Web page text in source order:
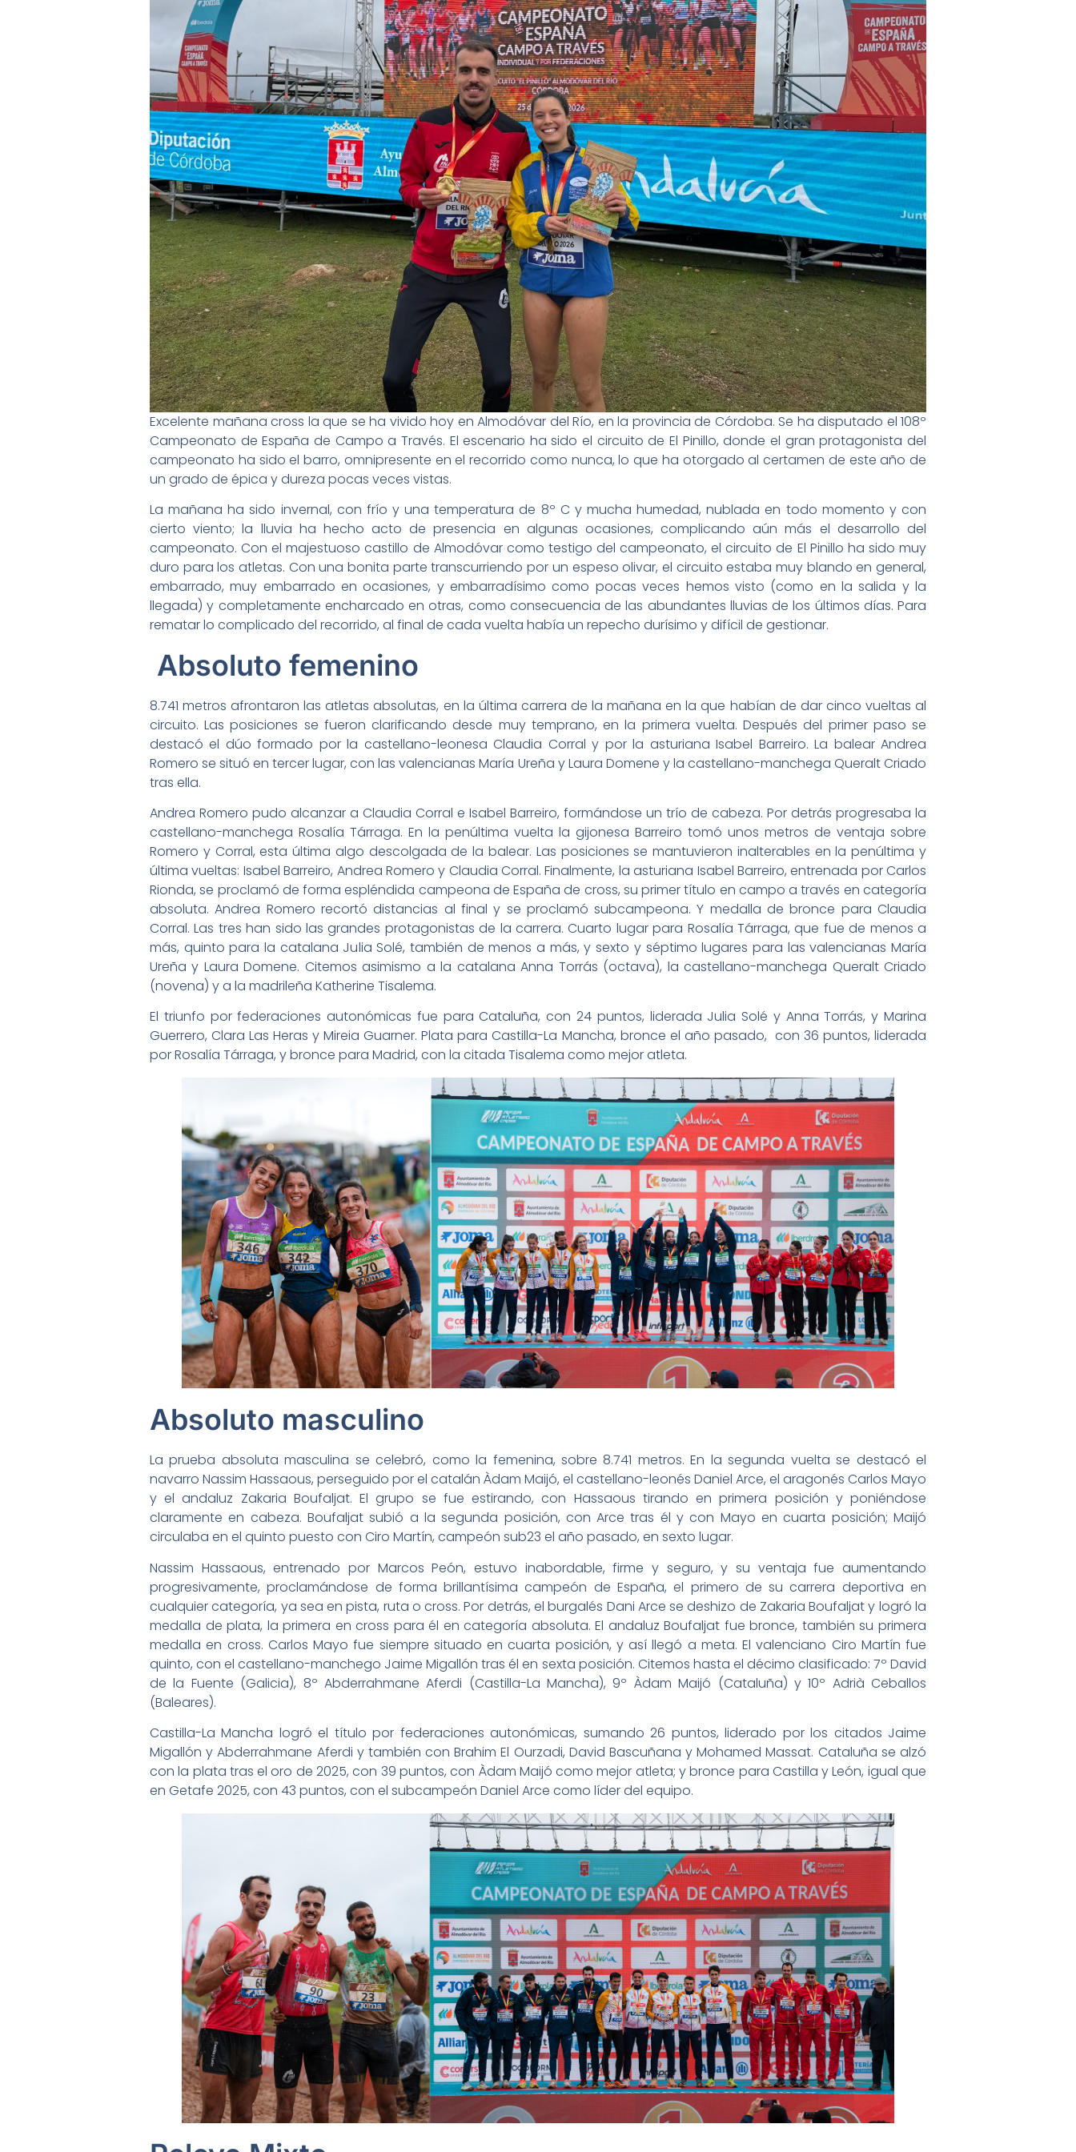
Excelente mañana cross la que se ha vivido hoy en Almodóvar del Río, en la provincia de Córdoba. Se ha disputado el 108º
Campeonato de España de Campo a Través. El escenario ha sido el circuito de El Pinillo, donde el gran protagonista del
campeonato ha sido el barro, omnipresente en el recorrido como nunca, lo que ha otorgado al certamen de este año de
un grado de épica y dureza pocas veces vistas.
La mañana ha sido invernal, con frío y una temperatura de 8º C y mucha humedad, nublada en todo momento y con
cierto viento; la lluvia ha hecho acto de presencia en algunas ocasiones, complicando aún más el desarrollo del
campeonato. Con el majestuoso castillo de Almodóvar como testigo del campeonato, el circuito de El Pinillo ha sido muy
duro para los atletas. Con una bonita parte transcurriendo por un espeso olivar, el circuito estaba muy blando en general,
embarrado, muy embarrado en ocasiones, y embarradísimo como pocas veces hemos visto (como en la salida y la
llegada) y completamente encharcado en otras, como consecuencia de las abundantes lluvias de los últimos días. Para
rematar lo complicado del recorrido, al final de cada vuelta había un repecho durísimo y difícil de gestionar.
Absoluto femenino
8.741 metros afrontaron las atletas absolutas, en la última carrera de la mañana en la que habían de dar cinco vueltas al
circuito. Las posiciones se fueron clarificando desde muy temprano, en la primera vuelta. Después del primer paso se
destacó el dúo formado por la castellano-leonesa Claudia Corral y por la asturiana Isabel Barreiro. La balear Andrea
Romero se situó en tercer lugar, con las valencianas María Ureña y Laura Domene y la castellano-manchega Queralt Criado
tras ella.
Andrea Romero pudo alcanzar a Claudia Corral e Isabel Barreiro, formándose un trío de cabeza. Por detrás progresaba la
castellano-manchega Rosalía Tárraga. En la penúltima vuelta la gijonesa Barreiro tomó unos metros de ventaja sobre
Romero y Corral, esta última algo descolgada de la balear. Las posiciones se mantuvieron inalterables en la penúltima y
última vueltas: Isabel Barreiro, Andrea Romero y Claudia Corral. Finalmente, la asturiana Isabel Barreiro, entrenada por Carlos
Rionda, se proclamó de forma espléndida campeona de España de cross, su primer título en campo a través en categoría
absoluta. Andrea Romero recortó distancias al final y se proclamó subcampeona. Y medalla de bronce para Claudia
Corral. Las tres han sido las grandes protagonistas de la carrera. Cuarto lugar para Rosalía Tárraga, que fue de menos a
más, quinto para la catalana Julia Solé, también de menos a más, y sexto y séptimo lugares para las valencianas María
Ureña y Laura Domene. Citemos asimismo a la catalana Anna Torrás (octava), la castellano-manchega Queralt Criado
(novena) y a la madrileña Katherine Tisalema.
El triunfo por federaciones autonómicas fue para Cataluña, con 24 puntos, liderada Julia Solé y Anna Torrás, y Marina
Guerrero, Clara Las Heras y Mireia Guarner. Plata para Castilla-La Mancha, bronce el año pasado, con 36 puntos, liderada
por Rosalía Tárraga, y bronce para Madrid, con la citada Tisalema como mejor atleta.
Absoluto masculino
La prueba absoluta masculina se celebró, como la femenina, sobre 8.741 metros. En la segunda vuelta se destacó el
navarro Nassim Hassaous, perseguido por el catalán Àdam Maijó, el castellano-leonés Daniel Arce, el aragonés Carlos Mayo
y el andaluz Zakaria Boufaljat. El grupo se fue estirando, con Hassaous tirando en primera posición y poniéndose
claramente en cabeza. Boufaljat subió a la segunda posición, con Arce tras él y con Mayo en cuarta posición; Maijó
circulaba en el quinto puesto con Ciro Martín, campeón sub23 el año pasado, en sexto lugar.
Nassim Hassaous, entrenado por Marcos Peón, estuvo inabordable, firme y seguro, y su ventaja fue aumentando
progresivamente, proclamándose de forma brillantísima campeón de España, el primero de su carrera deportiva en
cualquier categoría, ya sea en pista, ruta o cross. Por detrás, el burgalés Dani Arce se deshizo de Zakaria Boufaljat y logró la
medalla de plata, la primera en cross para él en categoría absoluta. El andaluz Boufaljat fue bronce, también su primera
medalla en cross. Carlos Mayo fue siempre situado en cuarta posición, y así llegó a meta. El valenciano Ciro Martín fue
quinto, con el castellano-manchego Jaime Migallón tras él en sexta posición. Citemos hasta el décimo clasificado: 7º David
de la Fuente (Galicia), 8º Abderrahmane Aferdi (Castilla-La Mancha), 9º Àdam Maijó (Cataluña) y 10º Adrià Ceballos
(Baleares).
Castilla-La Mancha logró el título por federaciones autonómicas, sumando 26 puntos, liderado por los citados Jaime
Migallón y Abderrahmane Aferdi y también con Brahim El Ourzadi, David Bascuñana y Mohamed Massat. Cataluña se alzó
con la plata tras el oro de 2025, con 39 puntos, con Àdam Maijó como mejor atleta; y bronce para Castilla y León, igual que
en Getafe 2025, con 43 puntos, con el subcampeón Daniel Arce como líder del equipo.